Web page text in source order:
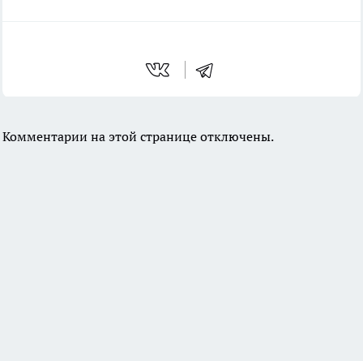
Комментарии на этой странице отключены.